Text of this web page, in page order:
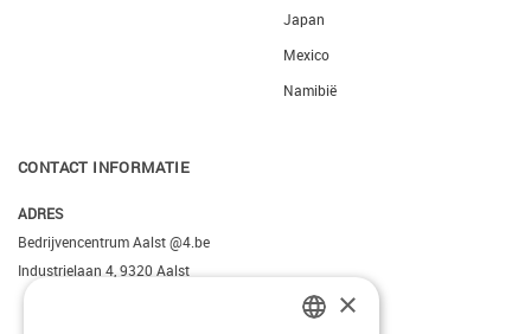
Japan
Mexico
Namibië
CONTACT INFORMATIE
ADRES
Bedrijvencentrum Aalst @4.be
Industrielaan 4, 9320 Aalst
×